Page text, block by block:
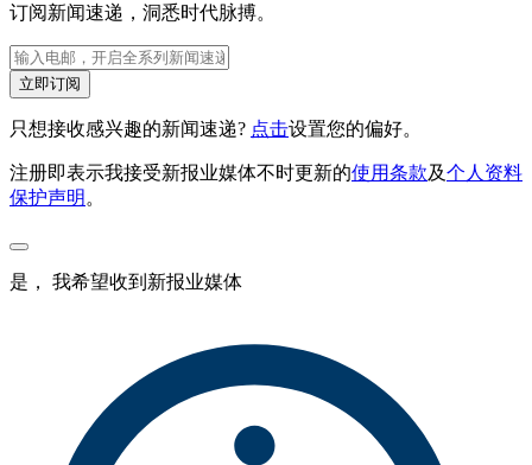
订阅新闻速递，洞悉时代脉搏。
立即订阅
只想接收感兴趣的新闻速递? 点击设置您的偏好。
注册即表示我接受新报业媒体不时更新的使用条款及个人资料
保护声明 。
是， 我希望收到新报业媒体